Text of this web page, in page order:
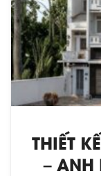
THIẾT
– ANH